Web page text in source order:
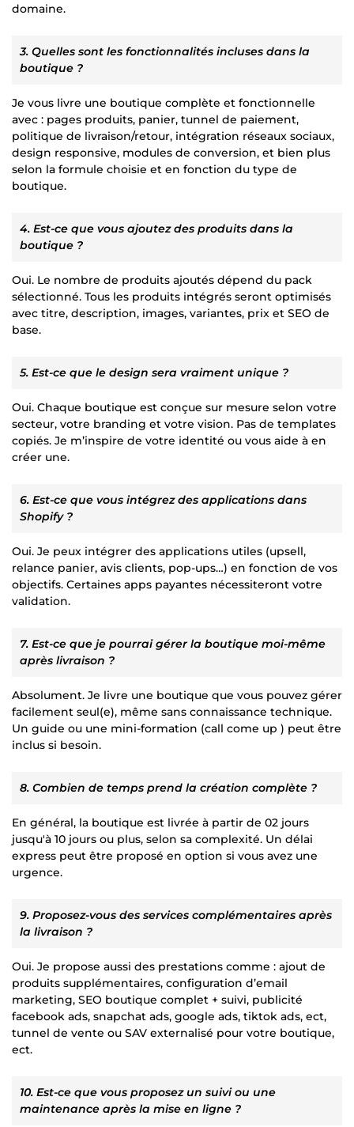
domaine.
3. Quelles sont les fonctionnalités incluses dans la
boutique ?
Je vous livre une boutique complète et fonctionnelle
avec : pages produits, panier, tunnel de paiement,
politique de livraison/retour, intégration réseaux sociaux,
design responsive, modules de conversion, et bien plus
selon la formule choisie et en fonction du type de
boutique.
4. Est-ce que vous ajoutez des produits dans la
boutique ?
Oui. Le nombre de produits ajoutés dépend du pack
sélectionné. Tous les produits intégrés seront optimisés
avec titre, description, images, variantes, prix et SEO de
base.
5. Est-ce que le design sera vraiment unique ?
Oui. Chaque boutique est conçue sur mesure selon votre
secteur, votre branding et votre vision. Pas de templates
copiés. Je m’inspire de votre identité ou vous aide à en
créer une.
6. Est-ce que vous intégrez des applications dans
Shopify ?
Oui. Je peux intégrer des applications utiles (upsell,
relance panier, avis clients, pop-ups…) en fonction de vos
objectifs. Certaines apps payantes nécessiteront votre
validation.
7. Est-ce que je pourrai gérer la boutique moi-même
après livraison ?
Absolument. Je livre une boutique que vous pouvez gérer
facilement seul(e), même sans connaissance technique.
Un guide ou une mini-formation (call come up ) peut être
inclus si besoin.
8. Combien de temps prend la création complète ?
En général, la boutique est livrée à partir de 02 jours
jusqu'à 10 jours ou plus, selon sa complexité. Un délai
express peut être proposé en option si vous avez une
urgence.
9. Proposez-vous des services complémentaires après
la livraison ?
Oui. Je propose aussi des prestations comme : ajout de
produits supplémentaires, configuration d’email
marketing, SEO boutique complet + suivi, publicité
facebook ads, snapchat ads, google ads, tiktok ads, ect,
tunnel de vente ou SAV externalisé pour votre boutique,
ect.
10. Est-ce que vous proposez un suivi ou une
maintenance après la mise en ligne ?